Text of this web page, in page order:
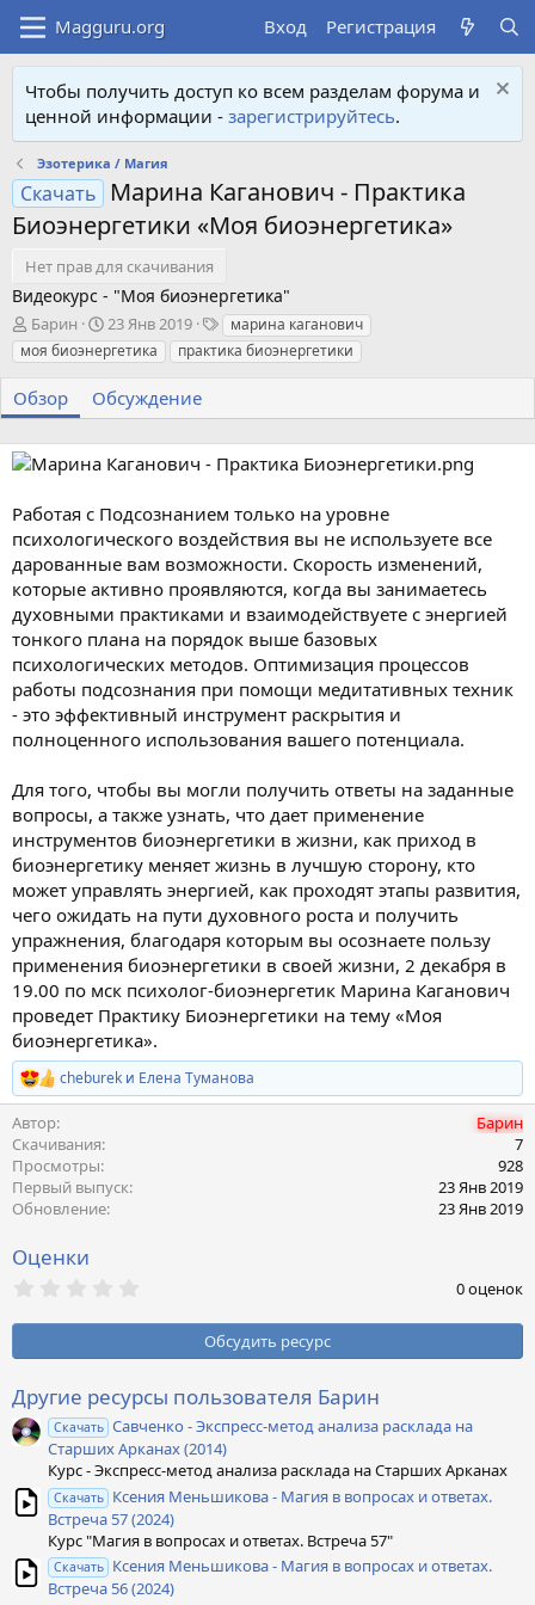
Вход Регистрация
Чтобы получить доступ ко всем разделам форума и
ценной информации - зарегистрируйтесь.
Эзотерика / Магия
Скачать
Марина Каганович - Практика
Биоэнергетики «Моя биоэнергетика»
Нет прав для скачивания
Видеокурс - "Моя биоэнергетика"
А
в
т
о
р
Барин
Д
а
т
а
с
д
н
и
я
23 Янв 2019
Т
е
г
марина каганович
моя биоэнергетика
практика биоэнергетики
Обзор Обсуждение
Работая с Подсознанием только на уровне
психологического воздействия вы не используете все
дарованные вам возможности. Скорость изменений,
которые активно проявляются, когда вы занимаетесь
духовными практиками и взаимодействуете с энергией
тонкого плана на порядок выше базовых
психологических методов. Оптимизация процессов
работы подсознания при помощи медитативных техник
- это эффективный инструмент раскрытия и
полноценного использования вашего потенциала.
Для того, чтобы вы могли получить ответы на заданные
вопросы, а также узнать, что дает применение
инструментов биоэнергетики в жизни, как приход в
биоэнергетику меняет жизнь в лучшую сторону, кто
может управлять энергией, как проходят этапы развития,
чего ожидать на пути духовного роста и получить
упражнения, благодаря которым вы осознаете пользу
применения биоэнергетики в своей жизни, 2 декабря в
19.00 по мск психолог-биоэнергетик Марина Каганович
проведет Практику Биоэнергетики на тему «Моя
биоэнергетика».
Р
е
а
к
ц
и
и
:
cheburek и Елена Туманова
Автор
Барин
Скачивания
7
Просмотры
928
Первый выпуск
23 Янв 2019
Обновление
23 Янв 2019
Оценки
0
з
ё
з
д
0 оценок
Обсудить ресурс
Другие ресурсы пользователя Барин
Скачать Савченко - Экспресс-метод анализа расклада на
Старших Арканах (2014)
Курс - Экспресс-метод анализа расклада на Старших Арканах
Скачать Ксения Меньшикова - Магия в вопросах и ответах.
Встреча 57 (2024)
Курс "Магия в вопросах и ответах. Встреча 57"
Скачать Ксения Меньшикова - Магия в вопросах и ответах.
Встреча 56 (2024)